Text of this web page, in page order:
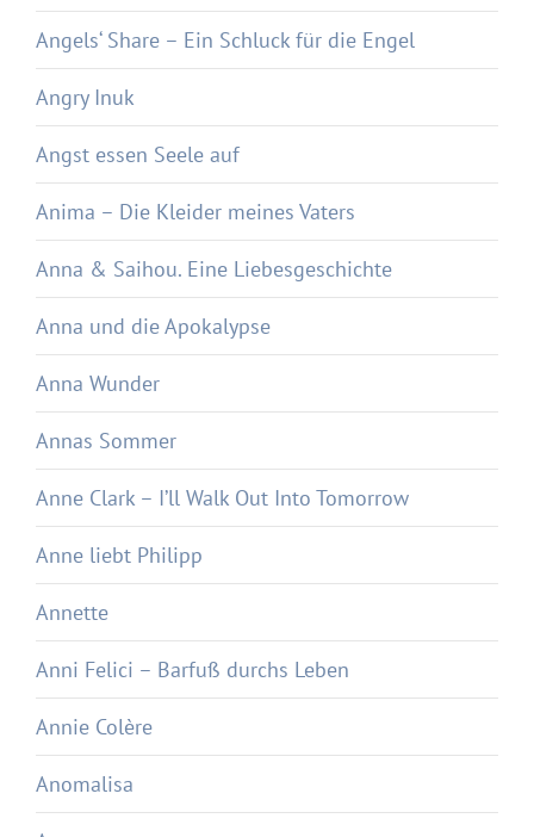
Angels‘ Share – Ein Schluck für die Engel
Angry Inuk
Angst essen Seele auf
Anima – Die Kleider meines Vaters
Anna & Saihou. Eine Liebesgeschichte
Anna und die Apokalypse
Anna Wunder
Annas Sommer
Anne Clark – I’ll Walk Out Into Tomorrow
Anne liebt Philipp
Annette
Anni Felici – Barfuß durchs Leben
Annie Colère
Anomalisa